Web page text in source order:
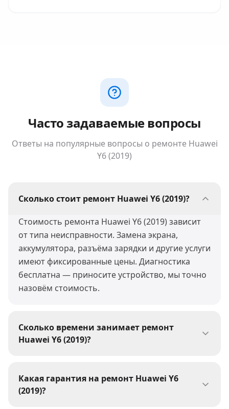
Часто задаваемые вопросы
Ответы на популярные вопросы о ремонте Huawei
Y6 (2019)
Сколько стоит ремонт Huawei Y6 (2019)?
Стоимость ремонта Huawei Y6 (2019) зависит
от типа неисправности. Замена экрана,
аккумулятора, разъёма зарядки и другие услуги
имеют фиксированные цены. Диагностика
бесплатна — приносите устройство, мы точно
назовём стоимость.
Сколько времени занимает ремонт
Huawei Y6 (2019)?
выполняем за 30-60 минут. Сложные работы
(пайка, восстановление после воды) могут
Какая гарантия на ремонт Huawei Y6
(2019)?